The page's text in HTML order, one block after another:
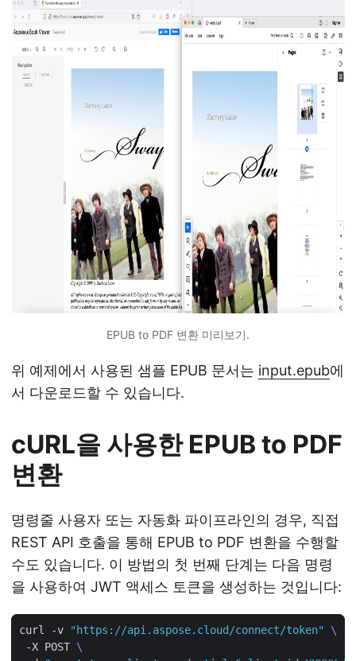
EPUB to PDF 변환 미리보기.
위 예제에서 사용된 샘플 EPUB 문서는 input.epub에
서 다운로드할 수 있습니다.
cURL을 사용한 EPUB to PDF
변환
명령줄 사용자 또는 자동화 파이프라인의 경우, 직접
REST API 호출을 통해 EPUB to PDF 변환을 수행할
수도 있습니다. 이 방법의 첫 번째 단계는 다음 명령
을 사용하여 JWT 액세스 토큰을 생성하는 것입니다:
curl -v "https://api.aspose.cloud/connect/token"
-X POST